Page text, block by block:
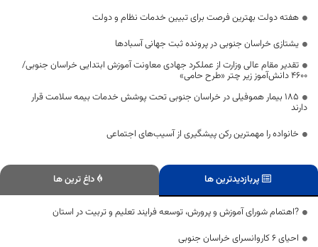
هفته دولت بهترین فرصت برای تبیین خدمات نظام و دولت
یشتازی خراسان جنوبی در پرونده ثبت جهانی آسبادها
تقدیر مقام عالی وزارت از عملکرد جهادی معاونت آموزش ابتدایی خراسان جنوبی/
۴۶۰۰ دانش‌آموز زیر چتر «طرح حامی»
۱۸۵ بیمار هموفیلی در خراسان جنوبی تحت پوشش خدمات بیمه سلامت قرار
دارند
خانواده را مهمترین رکن پیشگیری از آسیب‌های اجتماعی
پربازدیدترین ها داغ ترین ها
?اهتمام شورای آموزش و پرورش، توسعه فرایند تعلیم و تربیت در استان
احیای 6 کاروانسرای خراسان جنوبی